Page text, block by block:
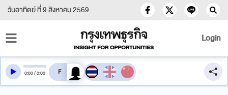
วันอาทิตย์ ที่ 9 สิงหาคม 2569
Login
0:00/0:00 สลับเสียงอ่าน